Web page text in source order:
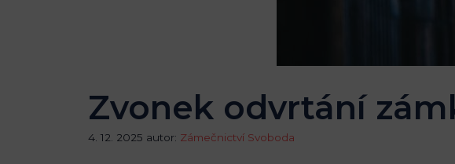
Zvonek odvrtání
4. 12. 2025 autor: Zámečnictví Svoboda